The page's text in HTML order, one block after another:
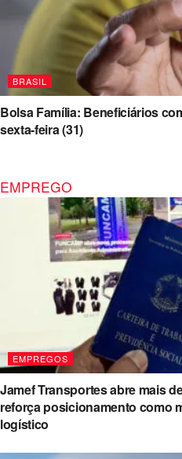
BRASIL
Bolsa Família: Beneficiários
sexta-feira (31)
EMPREGO
EMPREGOS
Jamef Transportes abre mais
reforça posicionamento como
logístico